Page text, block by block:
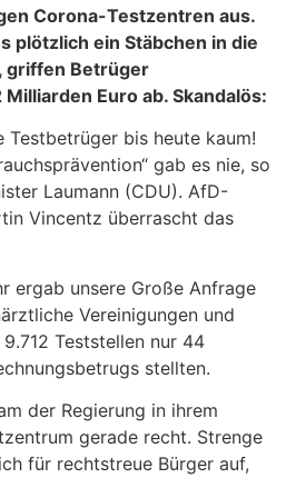
Corona-Testzentren aus.
plötzlich ein Stäbchen in die
griffen Betrüger
Euro ab. Skandalös:
bis heute kaum!
gab es nie, so
Laumann (CDU). AfD-
Vincentz überrascht das
ergab unsere Große Anfrage
Vereinigungen und
Teststellen nur 44
stellten.
der Regierung in ihrem
gerade recht. Strenge
für rechtstreue Bürger auf,